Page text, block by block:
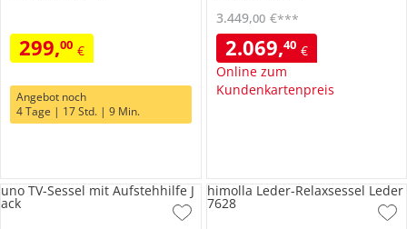
299,00 €
Angebot noch
4 Tage | 17 Std. | 9 Min.
2.069,40 €
Online zum
Kundenkartenpreis
3.449,00 €***
uno TV-Sessel mit Aufstehhilfe J
ack
himolla Leder-Relaxsessel Leder
7628